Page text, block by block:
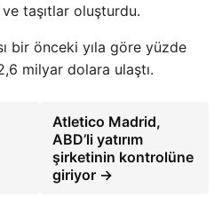
taşıtlar oluşturdu.
bir önceki yıla göre yüzde
milyar dolara ulaştı.
Atletico Madrid,
ABD’li yatırım
şirketinin kontrolüne
giriyor →